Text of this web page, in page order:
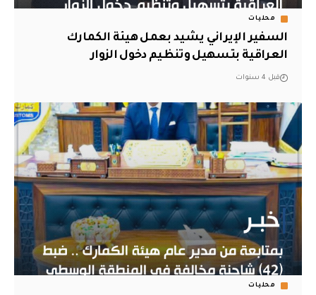
محليات
السفير الإيراني يشيد بعمل هيئة الكمارك
العراقية بتسهيل وتنظيم دخول الزوار
قبل 4 سنوات
محليات